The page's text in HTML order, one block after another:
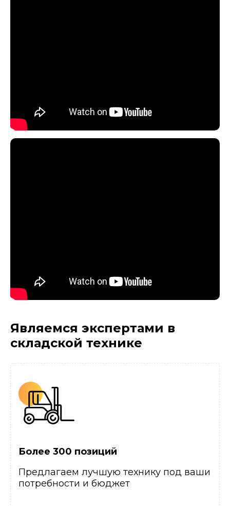
Являемся экспертами в
складской технике
Более 300 позиций
Предлагаем лучшую технику под ваши
потребности и бюджет